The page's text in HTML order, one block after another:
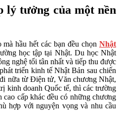
lý tưởng của một nền
hầu hết các bạn đều chọn Nhật
học tập tại Nhật. Du học Nhật
nghệ tối tân nhất và tiếp thu được
triển kinh tế Nhật Bản sau chiến
nữa từ Điện tử, Văn chương Nhật,
kinh doanh Quốc tế, thì các trường
cấp khác đều có những chương
hợp với nguyện vọng và nhu cầu